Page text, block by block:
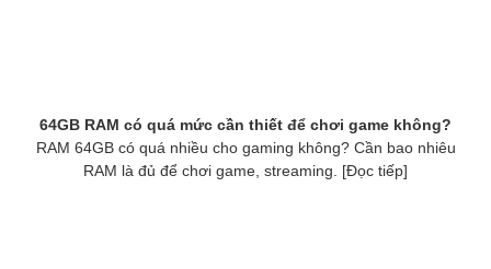
64GB RAM có quá mức cần thiết để chơi game không?
RAM 64GB có quá nhiều cho gaming không? Cần bao nhiêu
RAM là đủ để chơi game, streaming. [Đọc tiếp]